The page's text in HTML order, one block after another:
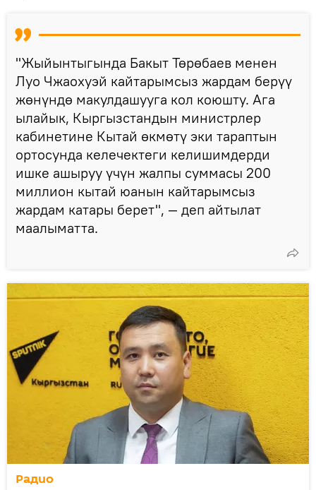
"Жыйынтыгында Бакыт Төрөбаев менен
Луо Чжаохуэй кайтарымсыз жардам берүү
жөнүндө макулдашууга кол коюшту. Ага
ылайык, Кыргызстандын министрлер
кабинетине Кытай өкмөтү эки тараптын
ортосунда келечектеги келишимдерди
ишке ашыруу үчүн жалпы суммасы 200
миллион кытай юанын кайтарымсыз
жардам катары берет", — деп айтылат
маалыматта.
Радио